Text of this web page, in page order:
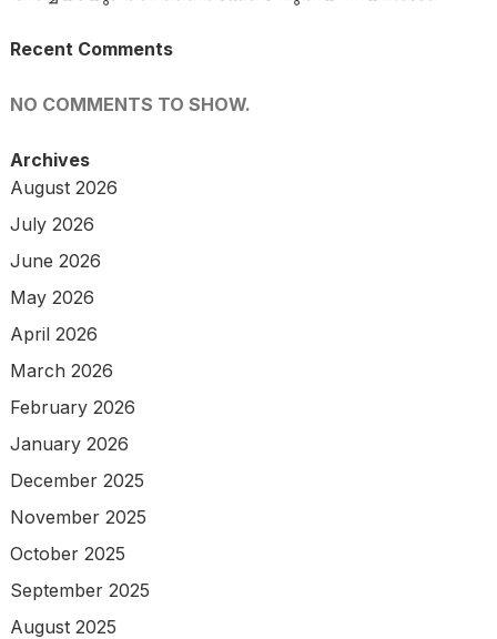
Recent Comments
NO COMMENTS TO SHOW.
Archives
August 2026
July 2026
June 2026
May 2026
April 2026
March 2026
February 2026
January 2026
December 2025
November 2025
October 2025
September 2025
August 2025